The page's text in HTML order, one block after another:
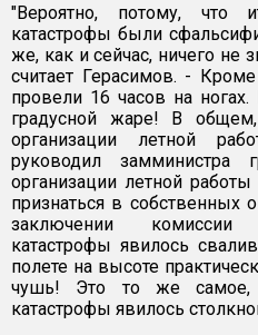
"Вероятно, потому, что
катастрофы были
же, как и сейчас, ничего не
считает Герасимов. -
провели 16 часов на
градусной жаре! В
организации летной
руководил замминистра
организации летной
признаться в собственных
заключении комиссии
катастрофы явилось
полете на высоте
чушь! Это то же самое,
катастрофы явилось